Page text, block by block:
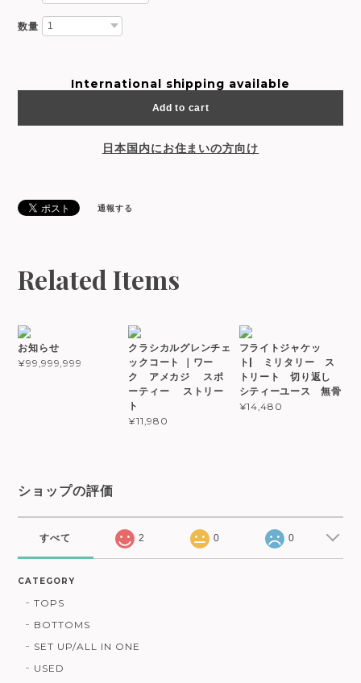
数量
International shipping available
Add to cart
日本国内にお住まいの方向け
通報する
Related Items
お知らせ
¥99,999,999
クラシカルグレンチェ
ックコート ｜ワー
ク アメカジ スポ
ーティー ストリー
ト
¥11,980
フライトジャケッ
ト| ミリタリー ス
トリート 切り返し
シティーユース 無骨
¥14,480
ショップの評価
すべて 2 0 0
CATEGORY
TOPS
BOTTOMS
SET UP/ALL IN ONE
USED